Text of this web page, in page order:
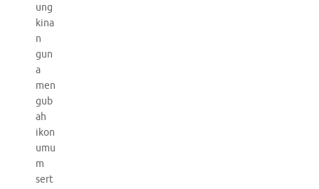
ung
kina
n
gun
a
men
gub
ah
ikon
umu
m
sert